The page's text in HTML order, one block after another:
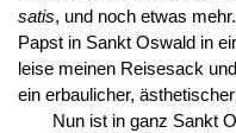
satis, und noch etwas
Papst in Sankt Oswald in
leise meinen Reisesack
ein erbaulicher,
Nun ist in ganz Sankt